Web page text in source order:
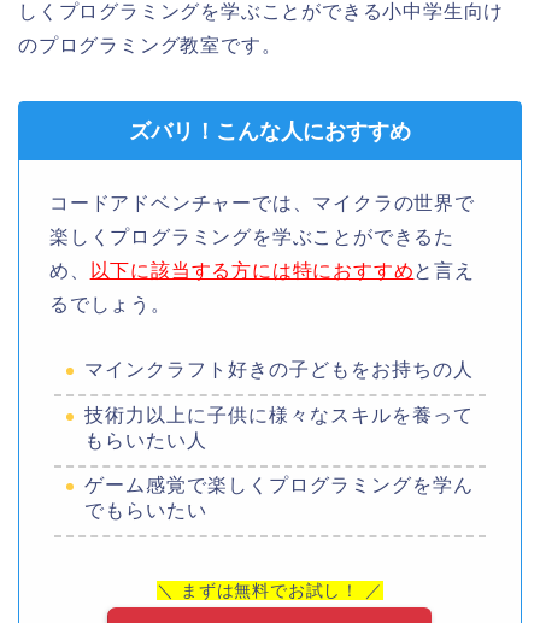
しくプログラミングを学ぶことができる小中学生向け
のプログラミング教室です。
ズバリ！こんな人におすすめ
コードアドベンチャーでは、マイクラの世界で
楽しくプログラミングを学ぶことができるた
め、
以下に該当する方には特におすすめと言え
るでしょう。
マインクラフト好きの子どもをお持ちの人
技術力以上に子供に様々なスキルを養って
もらいたい人
ゲーム感覚で楽しくプログラミングを学ん
でもらいたい
＼ まずは無料でお試し！ ／